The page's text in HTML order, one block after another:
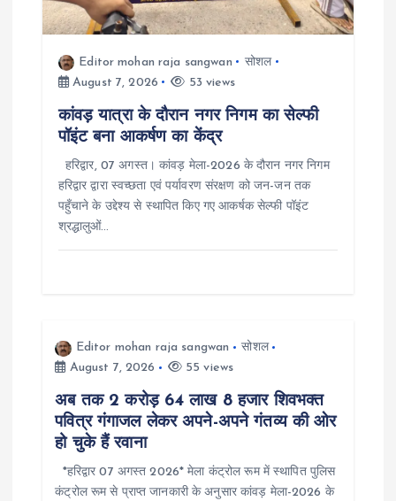
Editor mohan raja sangwan
सोशल
August 7, 2026
53 views
कांवड़ यात्रा के दौरान नगर निगम का सेल्फी
पॉइंट बना आकर्षण का केंद्र
हरिद्वार, 07 अगस्त। कांवड़ मेला-2026 के दौरान नगर निगम
हरिद्वार द्वारा स्वच्छता एवं पर्यावरण संरक्षण को जन-जन तक
पहुँचाने के उद्देश्य से स्थापित किए गए आकर्षक सेल्फी पॉइंट
श्रद्धालुओं…
Editor mohan raja sangwan
सोशल
August 7, 2026
55 views
अब तक 2 करोड़ 64 लाख 8 हजार शिवभक्त
पवित्र गंगाजल लेकर अपने-अपने गंतव्य की ओर
हो चुके हैं रवाना
*हरिद्वार 07 अगस्त 2026* मेला कंट्रोल रूम में स्थापित पुलिस
कंट्रोल रूम से प्राप्त जानकारी के अनुसार कांवड़ मेला-2026 के